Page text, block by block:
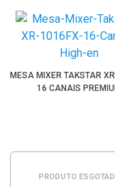
MESA MIXER TAKSTAR
16 CANAIS
PRODUTO